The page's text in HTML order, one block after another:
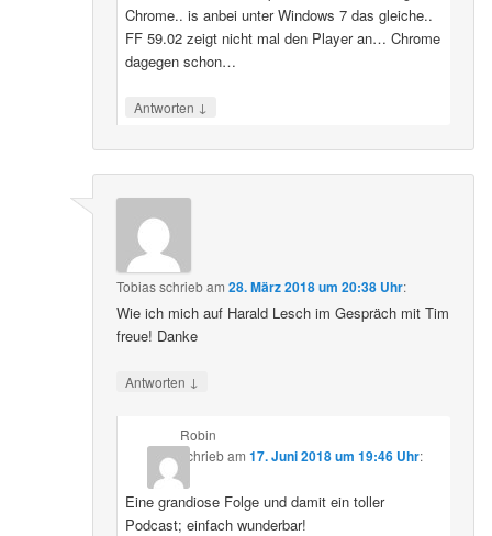
Chrome.. is anbei unter Windows 7 das gleiche..
FF 59.02 zeigt nicht mal den Player an… Chrome
dagegen schon…
Antworten ↓
Tobiasschriebam28. März 2018 um 20:38 Uhr:
Wie ich mich auf Harald Lesch im Gespräch mit Tim
freue! Danke
Antworten ↓
Robin
schriebam 17. Juni 2018 um 19:46 Uhr:
Eine grandiose Folge und damit ein toller
Podcast; einfach wunderbar!